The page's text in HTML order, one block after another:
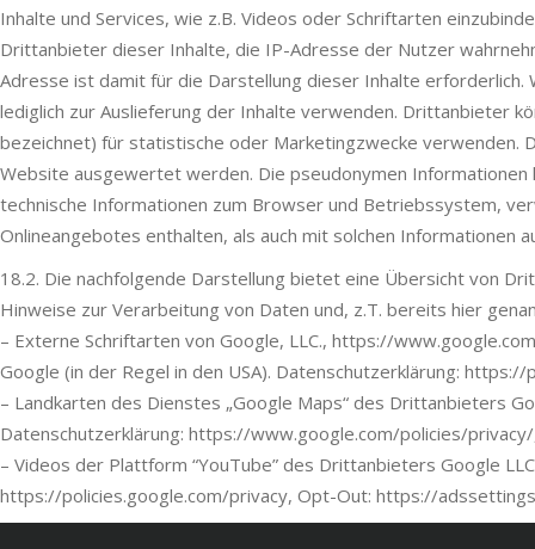
Inhalte und Services, wie z.B. Videos oder Schriftarten
Drittanbieter dieser Inhalte, die IP-Adresse der Nutzer
Adresse ist damit für die Darstellung dieser Inhalte
lediglich zur Auslieferung der Inhalte verwenden. Drittanbieter
bezeichnet) für statistische oder Marketingzwecke verwenden.
Website ausgewertet werden. Die pseudonymen
technische Informationen zum Browser und Betriebssystem,
Onlineangebotes enthalten, als auch mit solchen Informationen
18.2. Die nachfolgende Darstellung bietet eine Übersicht von
Hinweise zur Verarbeitung von Daten und, z.T. bereits hier
– Externe Schriftarten von Google, LLC., https://
Google (in der Regel in den USA). Datenschutzerklärung:
– Landkarten des Dienstes „Google Maps“ des Drittanbieters
Datenschutzerklärung: https://www.google.com/policies/
– Videos der Plattform “YouTube” des Drittanbieters Google
https://policies.google.com/privacy, Opt-Out: https://